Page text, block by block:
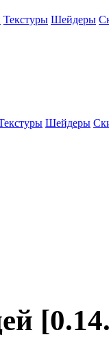
Текстуры Шейдеры
Шейдеры